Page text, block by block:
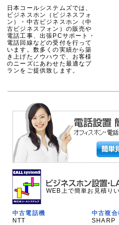
日本コールシステムズでは、
ビジネスホン（ビジネスフォ
ン）・中古ビジネスホン（中
古ビジネスフォン）の販売や
電話工事、出張PCサポート・
電話回線などの受付を行って
います。数多くの実績から築
き上げたノウハウで、お客様
のニーズにあわせた最適なプ
ランをご提供致します。
WEB上で簡単お見積り
中古電話機
NTT
中古複合
SHARP